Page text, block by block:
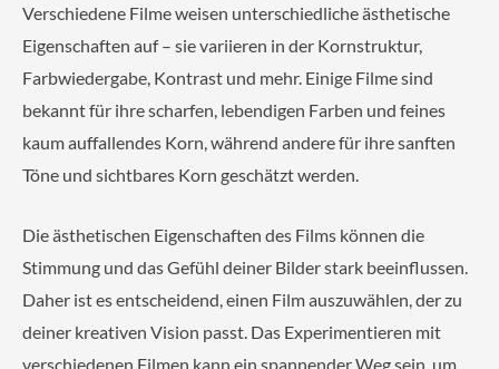
Verschiedene Filme weisen unterschiedliche ästhetische
Eigenschaften auf – sie variieren in der Kornstruktur,
Farbwiedergabe, Kontrast und mehr. Einige Filme sind
bekannt für ihre scharfen, lebendigen Farben und feines
kaum auffallendes Korn, während andere für ihre sanften
Töne und sichtbares Korn geschätzt werden.
Die ästhetischen Eigenschaften des Films können die
Stimmung und das Gefühl deiner Bilder stark beeinflussen.
Daher ist es entscheidend, einen Film auszuwählen, der zu
deiner kreativen Vision passt. Das Experimentieren mit
verschiedenen Filmen kann ein spannender Weg sein, um